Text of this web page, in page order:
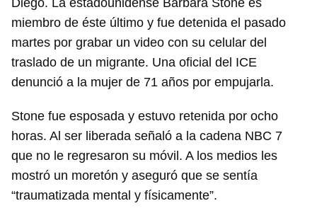
miembro de éste último y fue detenida el pasado
martes por grabar un video con su celular del
traslado de un migrante. Una oficial del ICE
denunció a la mujer de 71 años por empujarla.
Stone fue esposada y estuvo retenida por ocho
horas. Al ser liberada señaló a la cadena NBC 7
que no le regresaron su móvil. A los medios les
mostró un moretón y aseguró que se sentía
“traumatizada mental y físicamente”.